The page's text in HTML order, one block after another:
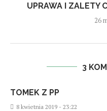
UPRAWA I ZALETY
26
3
TOMEK Z PP
8 kwietnia 2019 - 23:22